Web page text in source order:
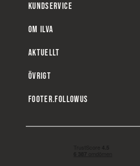
KUNDSERVICE
OM ILVA
AKTUELLT
ÖVRIGT
FOOTER.FOLLOWUS